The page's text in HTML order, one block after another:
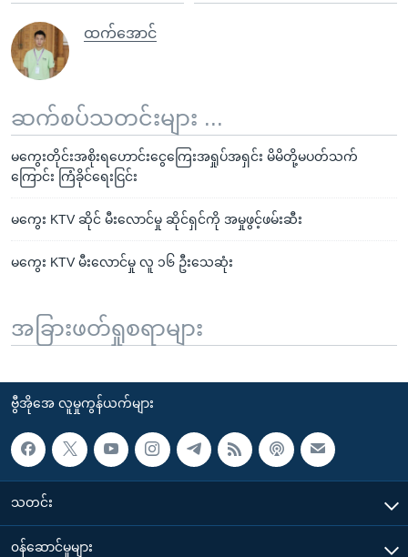
ထက်အောင်
ဆက်စပ်သတင်းများ ...
မကွေးတိုင်းအစိုးရဟောင်းငွေကြေးအရှုပ်အရှင်း မိမိတို့မပတ်သက်
ကြောင်း ကြံခိုင်ရေးငြင်း
မကွေး KTV ဆိုင် မီးလောင်မှု ဆိုင်ရှင်ကို အမှုဖွင့်ဖမ်းဆီး
မကွေး KTV မီးလောင်မှု လူ ၁၆ ဦးသေဆုံး
အခြားဖတ်ရှုစရာများ
ဗွီအိုအေ လူမှုကွန်ယက်များ
သတင်း
၀န်ဆောင်မှုများ